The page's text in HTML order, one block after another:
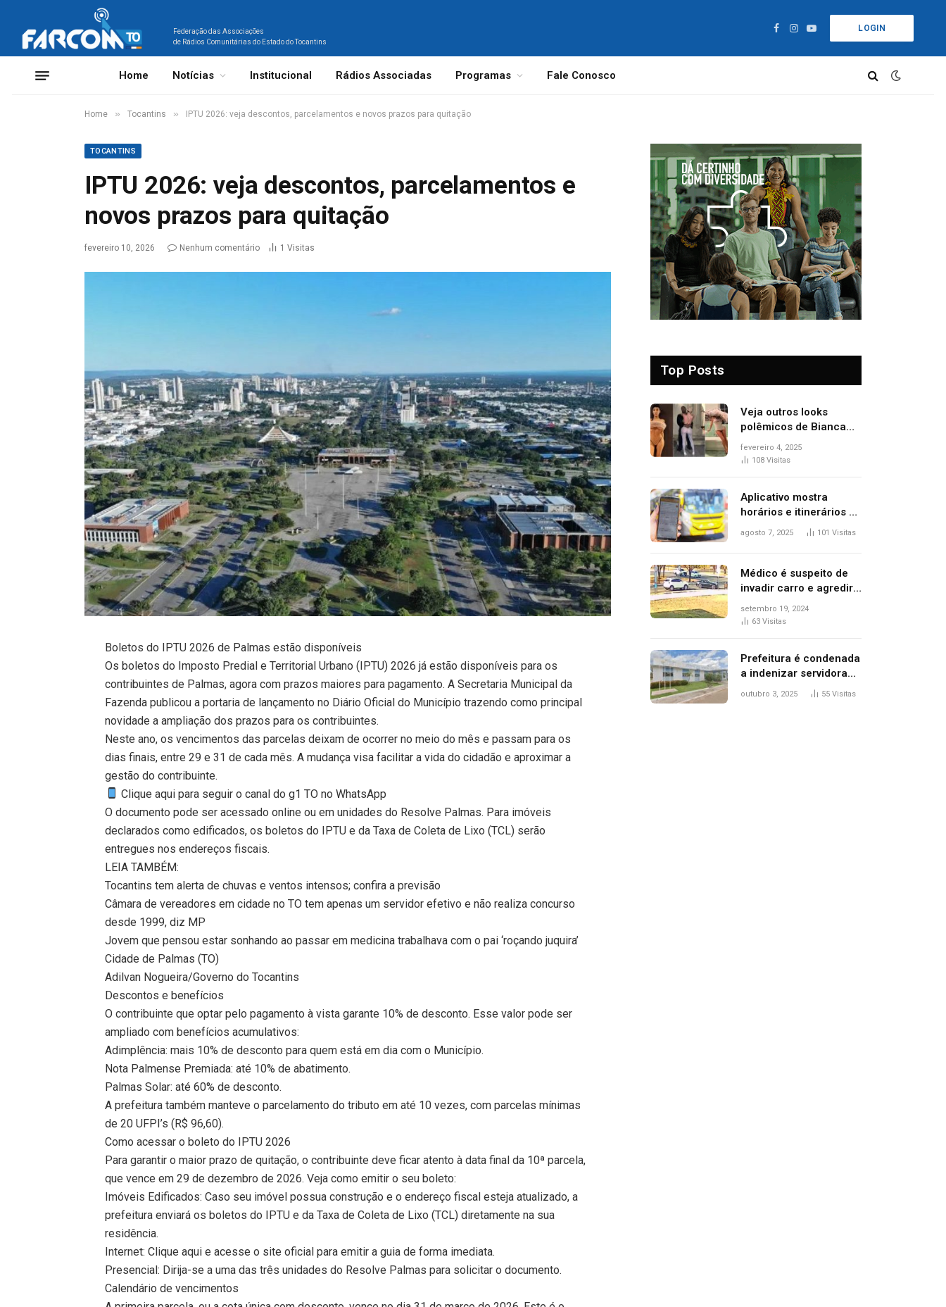
Federação das Associações
de Rádios Comunitárias do Estado do Tocantins
Facebook
Instagram
YouTube
LOGIN
Home Notícias Institucional Rádios Associadas Programas Fale Conosco
Home » Tocantins » IPTU 2026: veja descontos, parcelamentos e novos prazos para quitação
TOCANTINS
IPTU 2026: veja descontos, parcelamentos e
novos prazos para quitação
fevereiro 10, 2026 Nenhum comentário 1 Visitas
Boletos do IPTU 2026 de Palmas estão disponíveis
Os boletos do Imposto Predial e Territorial Urbano (IPTU) 2026 já estão disponíveis para os
contribuintes de Palmas, agora com prazos maiores para pagamento. A Secretaria Municipal da
Fazenda publicou a portaria de lançamento no Diário Oficial do Município trazendo como principal
novidade a ampliação dos prazos para os contribuintes.
Neste ano, os vencimentos das parcelas deixam de ocorrer no meio do mês e passam para os
dias finais, entre 29 e 31 de cada mês. A mudança visa facilitar a vida do cidadão e aproximar a
gestão do contribuinte.
Clique aqui para seguir o canal do g1 TO no WhatsApp
O documento pode ser acessado online ou em unidades do Resolve Palmas. Para imóveis
declarados como edificados, os boletos do IPTU e da Taxa de Coleta de Lixo (TCL) serão
entregues nos endereços fiscais.
LEIA TAMBÉM:
Tocantins tem alerta de chuvas e ventos intensos; confira a previsão
Câmara de vereadores em cidade no TO tem apenas um servidor efetivo e não realiza concurso
desde 1999, diz MP
Jovem que pensou estar sonhando ao passar em medicina trabalhava com o pai ‘roçando juquira’
Cidade de Palmas (TO)
Adilvan Nogueira/Governo do Tocantins
Descontos e benefícios
O contribuinte que optar pelo pagamento à vista garante 10% de desconto. Esse valor pode ser
ampliado com benefícios acumulativos:
Adimplência: mais 10% de desconto para quem está em dia com o Município.
Nota Palmense Premiada: até 10% de abatimento.
Palmas Solar: até 60% de desconto.
A prefeitura também manteve o parcelamento do tributo em até 10 vezes, com parcelas mínimas
de 20 UFPI’s (R$ 96,60).
Como acessar o boleto do IPTU 2026
Para garantir o maior prazo de quitação, o contribuinte deve ficar atento à data final da 10ª parcela,
que vence em 29 de dezembro de 2026. Veja como emitir o seu boleto:
Imóveis Edificados: Caso seu imóvel possua construção e o endereço fiscal esteja atualizado, a
prefeitura enviará os boletos do IPTU e da Taxa de Coleta de Lixo (TCL) diretamente na sua
residência.
Internet: Clique aqui e acesse o site oficial para emitir a guia de forma imediata.
Presencial: Dirija-se a uma das três unidades do Resolve Palmas para solicitar o documento.
Calendário de vencimentos
Top Posts
Veja outros looks
polêmicos de Bianca
Censori, esposa de
Kanye West que
fevereiro 4, 2025
108 Visitas
Aplicativo mostra
horários e itinerários de
ônibus a usuários do
agosto 7, 2025 101 Visitas
Médico é suspeito de
invadir carro e agredir
delegado aposentado
durante confusão no
setembro 19, 2024
63 Visitas
Prefeitura é condenada
a indenizar servidora
temporária demitida
outubro 3, 2025 55 Visitas